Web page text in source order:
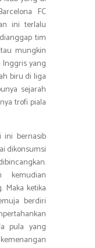
FC
ini terlalu
tim
mungkin
yang
biru di liga
sejarah
trofi piala
ini bernasib
dikonsumsi
kemudian
Maka ketika
berdiri
pula yang